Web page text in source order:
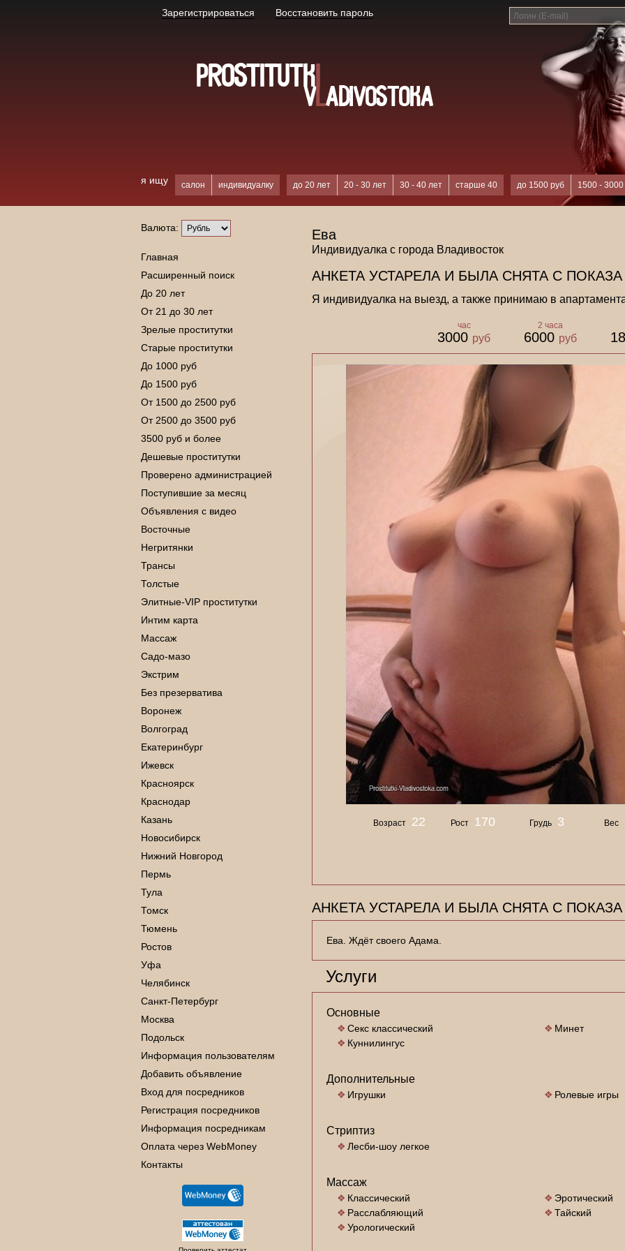
Зарегистрироваться Восстановить пароль
я ищу салон индивидуалку до 20 лет 20 - 30 лет 30 - 40 лет старше 40 до 1500 руб 1500 - 3000
Валюта:
Главная
Расширенный поиск
До 20 лет
От 21 до 30 лет
Зрелые проститутки
Старые проститутки
До 1000 руб
До 1500 руб
От 1500 до 2500 руб
От 2500 до 3500 руб
3500 руб и более
Дешевые проститутки
Проверено администрацией
Поступившие за месяц
Объявления с видео
Восточные
Негритянки
Трансы
Толстые
Элитные-VIP проститутки
Интим карта
Массаж
Садо-мазо
Экстрим
Без презерватива
Воронеж
Волгоград
Екатеринбург
Ижевск
Красноярск
Краснодар
Казань
Новосибирск
Нижний Новгород
Пермь
Тула
Томск
Тюмень
Ростов
Уфа
Челябинск
Санкт-Петербург
Москва
Подольск
Информация пользователям
Добавить объявление
Вход для посредников
Регистрация посредников
Информация посредникам
Оплата через WebMoney
Контакты
Ева
Индивидуалка с города Владивосток
АНКЕТА УСТАРЕЛА И БЫЛА СНЯТА С ПОКАЗА
Я индивидуалка на выезд, а также принимаю в
час
3000 руб
2 часа
6000 руб
Возраст 22 Рост 170 Грудь 3 Вес
АНКЕТА УСТАРЕЛА И БЫЛА СНЯТА С ПОКАЗА
Ева. Ждёт своего Адама.
Услуги
Основные
Секс классический
Минет
Куннилингус
Дополнительные
Игрушки Ролевые игры
Стриптиз
Лесби-шоу легкое
Массаж
Классический
Эротический
Расслабляющий
Тайский
Урологический